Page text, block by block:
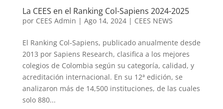
La CEES en el Ranking Col-Sapiens 2024-2025
por CEES Admin | Ago 14, 2024| CEES NEWS
El Ranking Col-Sapiens, publicado anualmente desde
2013 por Sapiens Research, clasifica a los mejores
colegios de Colombia según su categoría, calidad, y
acreditación internacional. En su 12ª edición, se
analizaron más de 14,500 instituciones, de las cuales
solo 880...